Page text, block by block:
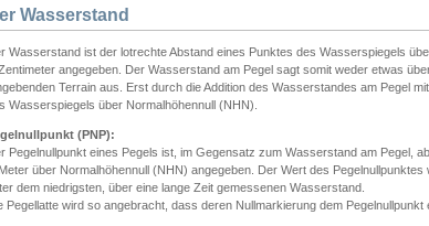
Wasserstand
Wasserstand ist der lotrechte Abstand eines Punktes des Wasserspiegels
angegeben. Der Wasserstand am Pegel sagt somit weder etwas
Terrain aus. Erst durch die Addition des Wasserstandes am Pegel
Wasserspiegels über Normalhöhennull (NHN).
(PNP):
Pegelnullpunkt eines Pegels ist, im Gegensatz zum Wasserstand am Pegel,
über Normalhöhennull (NHN) angegeben. Der Wert des
dem niedrigsten, über eine lange Zeit gemessenen Wasserstand.
Pegellatte wird so angebracht, dass deren Nullmarkierung dem Pegelnullpunkt